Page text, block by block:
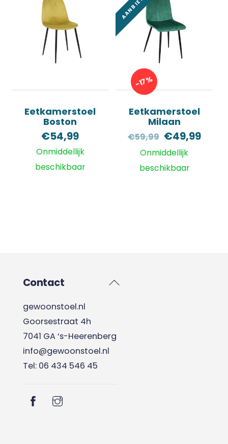
Eetkamerstoel
Boston
€54,99
Onmiddellijk
beschikbaar
-17%
Eetkamerstoel
Milaan
€59,99
prijs
was:
€49,99
Onmiddellijk
beschikbaar
Back
Contact
gewoonstoel.nl
Goorsestraat 4h
7041 GA ‘s-Heerenberg
info@gewoonstoel.nl
Tel: 06 434 546 45